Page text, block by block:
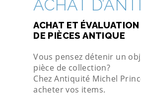
ACHAT
ACHAT ET
DE PIÈCES ANTIQUE
Vous pensez détenir un
pièce de collection?
Chez Antiquité Michel
acheter vos items.